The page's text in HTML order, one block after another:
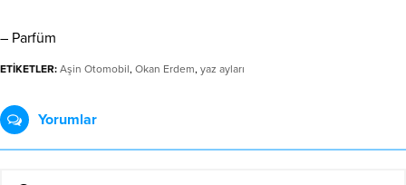
– Parfüm
ETİKETLER: Aşin Otomobil, Okan Erdem, yaz ayları
Yorumlar